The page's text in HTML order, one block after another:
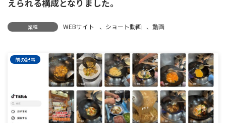
えられる構成となりました。
業種 WEBサイト 、 ショート動画 、動画
前の記事